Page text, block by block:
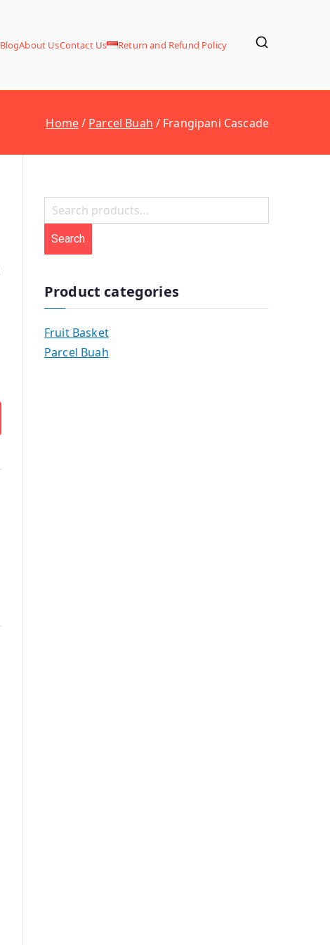
BlogAbout UsContact Us Return and Refund Policy
Home Parcel Buah Frangipani Cascade
e
c
h
Search
Product categories
Fruit Basket
Parcel Buah